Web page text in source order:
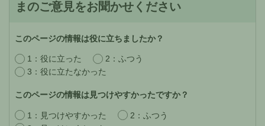
まのご意見をお聞かせください
このページの情報は役に立ちましたか？
1：役に立った
2：ふつう
3：役に立たなかった
このページの情報は見つけやすかったですか？
1：見つけやすかった
2：ふつう